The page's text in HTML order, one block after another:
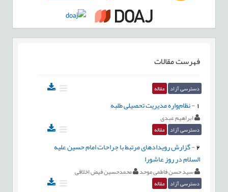
فهرست مقالات
دسترسی آزاد مقاله
-نظام‌واره مدیریت تحصیلی طلبه
ابراهیم عبدی
دسترسی آزاد مقاله
2
-گزارش رویدادهای مرتبط با جراحات امام حسین علیه
السلام در روز عاشورا
سید حسن فاطمی موحد محمدحسین فیض اخلاقی
دسترسی آزاد مقاله